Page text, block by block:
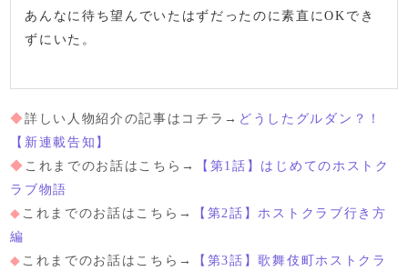
あんなに待ち望んでいたはずだったのに素直にOKでき
ずにいた。
◆ 詳しい人物紹介の記事はコチラ→ どうしたグルダン？！
【新連載告知】
◆ これまでのお話はこちら→
【第1話】はじめてのホストク
ラブ物語
◆ これまでのお話はこちら→
【第2話】ホストクラブ行き方
編
◆ これまでのお話はこちら→
【第3話】歌舞伎町ホストクラ